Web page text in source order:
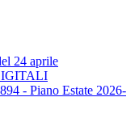
24 aprile
- Piano Estate 2026-